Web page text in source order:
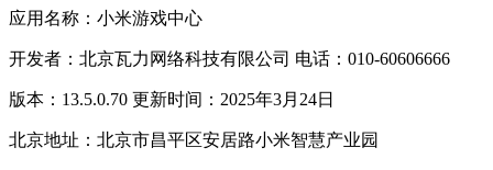
应用名称：小米游戏中心
开发者：北京瓦力网络科技有限公司 电话：010-60606666
版本：13.5.0.70 更新时间：2025年3月24日
北京地址：北京市昌平区安居路小米智慧产业园